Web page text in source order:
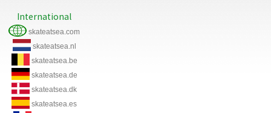
International
skateatsea.com
skateatsea.nl
skateatsea.be
skateatsea.de
skateatsea.dk
skateatsea.es